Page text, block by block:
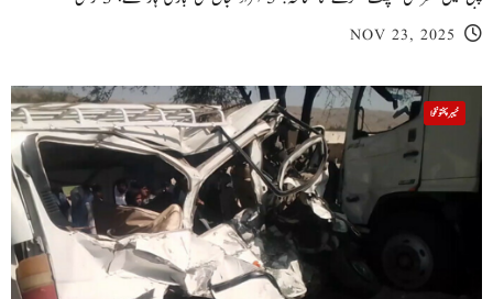
NOV 23, 2025
خیبر پختونخوا